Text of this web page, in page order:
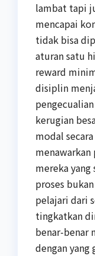
lambat tapi
mencapai
tidak bisa
aturan satu
reward
disiplin
kerugian
modal
menawarkan
mereka yang
proses
pelajari dari
tingkatkan
benar-benar
dengan yang